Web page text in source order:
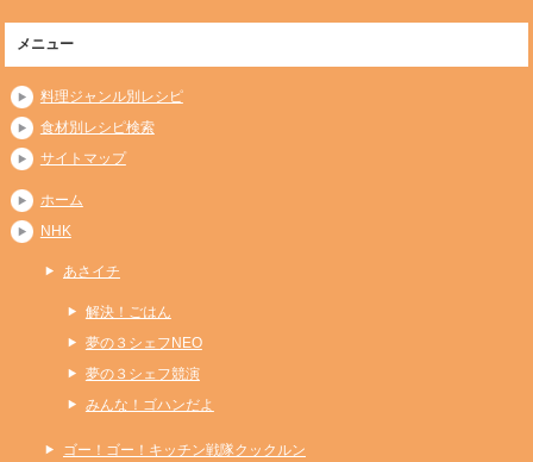
メニュー
料理ジャンル別レシピ
食材別レシピ検索
サイトマップ
ホーム
NHK
あさイチ
解決！ごはん
夢の３シェフNEO
夢の３シェフ競演
みんな！ゴハンだよ
ゴー！ゴー！キッチン戦隊クックルン